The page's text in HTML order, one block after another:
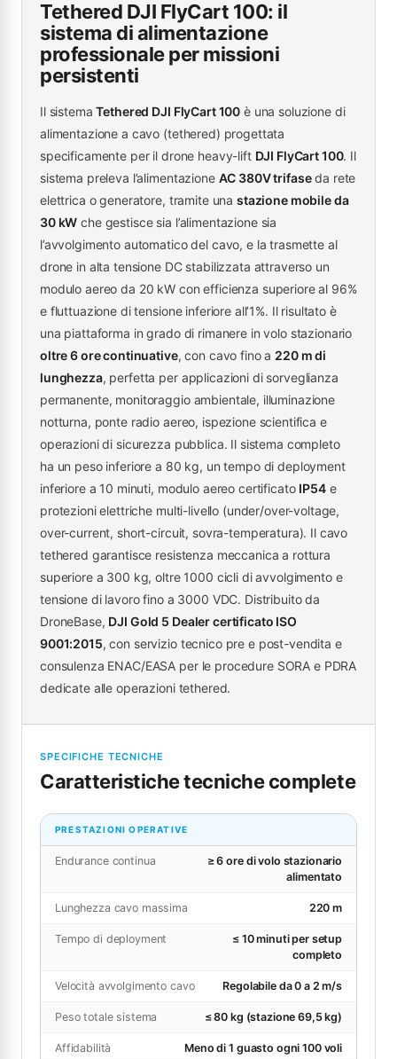
Tethered DJI FlyCart 100: il
sistema di alimentazione
professionale per missioni
persistenti
Il sistemaTethered DJI FlyCart 100 è una soluzione di
alimentazione a cavo (tethered) progettata
specificamente per il drone heavy-lift DJI FlyCart 100. Il
sistema preleva l’alimentazione AC 380V trifaseda rete
elettrica o generatore, tramite una stazione mobile da
30 kW che gestisce sia l’alimentazione sia
l’avvolgimento automatico del cavo, e la trasmette al
drone in alta tensione DC stabilizzata attraverso un
modulo aereo da 20 kW con efficienza superiore al 96%
e fluttuazione di tensione inferiore all’1%. Il risultato è
una piattaforma in grado di rimanere in volo stazionario
oltre 6 ore continuative, con cavo fino a 220 m di
lunghezza, perfetta per applicazioni di sorveglianza
permanente, monitoraggio ambientale, illuminazione
notturna, ponte radio aereo, ispezione scientifica e
operazioni di sicurezza pubblica. Il sistema completo
ha un peso inferiore a 80 kg, un tempo di deployment
inferiore a 10 minuti, modulo aereo certificato IP54e
protezioni elettriche multi-livello (under/over-voltage,
over-current, short-circuit, sovra-temperatura). Il cavo
tethered garantisce resistenza meccanica a rottura
superiore a 300 kg, oltre 1000 cicli di avvolgimento e
tensione di lavoro fino a 3000 VDC. Distribuito da
DroneBase, DJI Gold 5 Dealer certificato ISO
9001:2015, con servizio tecnico pre e post-vendita e
consulenza ENAC/EASA per le procedure SORA e PDRA
dedicate alle operazioni tethered.
SPECIFICHE TECNICHE
Caratteristiche tecniche complete
PRESTAZIONI OPERATIVE
Endurance continua
≥ 6 ore di volo stazionario
alimentato
Lunghezza cavo massima 220 m
Tempo di deployment
≤ 10 minuti per setup
completo
Velocità avvolgimento cavo Regolabile da 0 a 2 m/s
Peso totale sistema ≤ 80 kg (stazione 69,5 kg)
Affidabilità Meno di 1 guasto ogni 100 voli